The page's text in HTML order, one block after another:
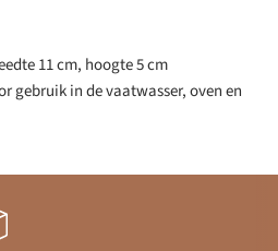
11 cm, hoogte 5 cm
gebruik in de vaatwasser, oven en